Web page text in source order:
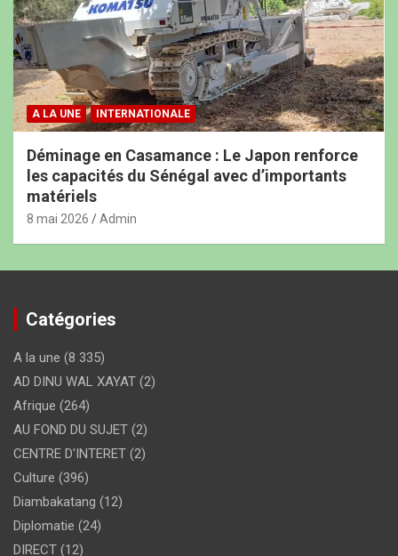
A LA UNE INTERNATIONALE
Déminage en Casamance : Le Japon renforce
les capacités du Sénégal avec d’importants
matériels
8 mai 2026 Admin
Catégories
A la une (8 335)
AD DINU WAL XAYAT (2)
Afrique (264)
AU FOND DU SUJET (2)
CENTRE D'INTERET (2)
Culture (396)
Diambakatang (12)
Diplomatie (24)
DIRECT (12)